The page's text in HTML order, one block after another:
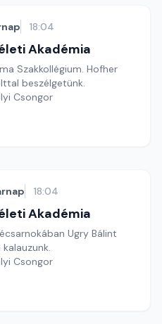
18:04
Akadémia
Szakkollégium. Hofher
beszélgetünk.
Csongor
18:04
Akadémia
Ugry Bálint
Csongor